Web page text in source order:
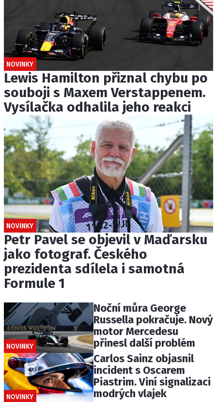
NOVINKY
Lewis Hamilton přiznal chybu po
souboji s Maxem Verstappenem.
Vysílačka odhalila jeho reakci
NOVINKY
Petr Pavel se objevil v Maďarsku
jako fotograf. Českého
prezidenta sdílela i samotná
Formule 1
NOVINKY
Noční můra George
Russella pokračuje. Nový
motor Mercedesu
přinesl další problém
NOVINKY
Carlos Sainz objasnil
incident s Oscarem
Piastrim. Viní signalizaci
modrých vlajek